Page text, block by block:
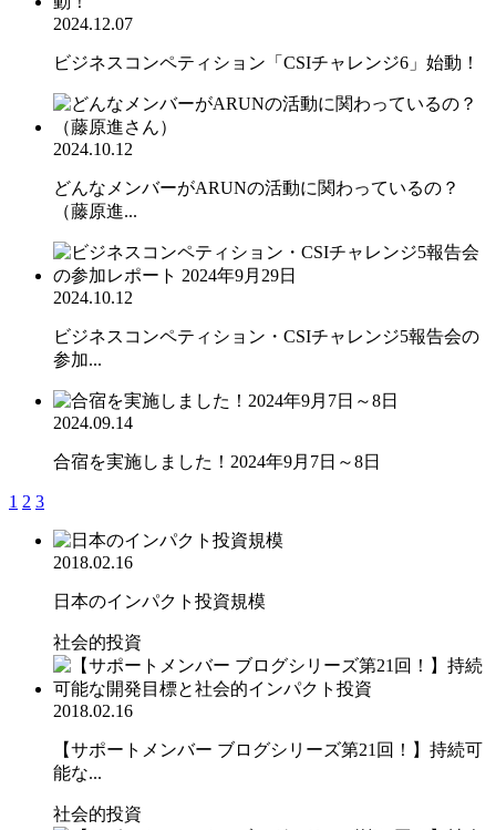
2024.12.07
ビジネスコンペティション「CSIチャレンジ6」始動！
2024.10.12
どんなメンバーがARUNの活動に関わっているの？
（藤原進...
2024.10.12
ビジネスコンペティション・CSIチャレンジ5報告会の
参加...
2024.09.14
合宿を実施しました！2024年9月7日～8日
1 2 3
2018.02.16
日本のインパクト投資規模
社会的投資
2018.02.16
【サポートメンバー ブログシリーズ第21回！】持続可
能な...
社会的投資